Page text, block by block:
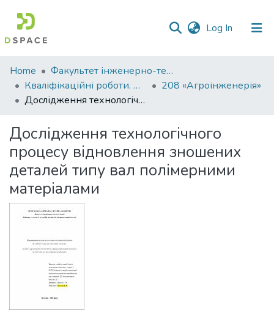
Log In (current)
Communities
&
Collections
Statistics
Home
Факультет інженерно-технологічний
Кваліфікаційні роботи. Факультет інженерно-технологічний
208 «Агроінженерія»
Дослідження технологічного процесу відновлення зношених деталей типу вал полімерними матеріалами
Дослідження технологічного
процесу відновлення зношених
деталей типу вал полімерними
матеріалами